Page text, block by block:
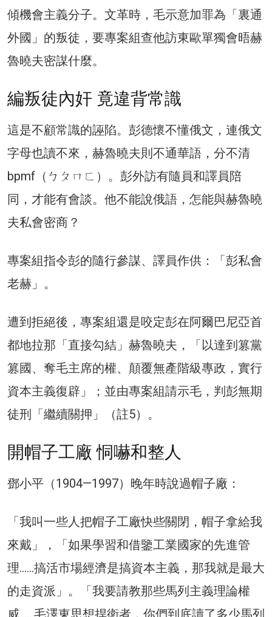
傾機會主義分子。文革時，毛示意加罪為「裏通
外國」的叛徒，要專案組查他訪東歐單獨會晤赫
魯曉夫密謀什麼。
編叛徒內奸 竟違背常識
這是不顧常識的誣陷。彭德懷不懂俄文，連俄文
字母也讀不來，赫魯曉夫則不通華語，分不清
bpmf（ㄅㄆㄇㄈ）。彭外訪有隨員和譯員陪
同，才能有會談。他不能說俄語，怎能與赫魯曉
夫私會密商？
專案組指令彭的隨行參謀、譯員作供：「彭私會
老赫」。
遭到拒絕後，專案組還是咬定彭在阿爾巴尼亞首
都地拉那「直接勾結」赫魯曉夫，「以達到篡黨
篡國、奪毛主席的權、顛覆無產階級專政，實行
資本主義復辟」；並由專案組請示毛，判彭無期
徒刑「繼續關押」（註5）。
開帽子工廠 恫嚇和整人
鄧小平（1904—1997）晚年時說過帽子廠：
「我叫一些人把帽子工廠快些關閉，帽子拿給我
來戴」，「如果學習和借鑒工業國家的先進管
理……搞活市場經濟是搞資本主義，那我就是最大
的走資派」。「我要請教那些馬列主義理論權
威……毛澤東思想捍衛者，你們到底讀了多少馬列